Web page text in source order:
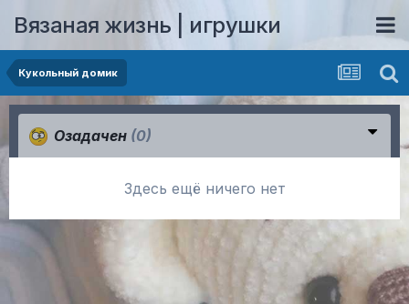
Вязаная жизнь | игрушки
Кукольный домик
Озадачен (0)
Здесь ещё ничего нет